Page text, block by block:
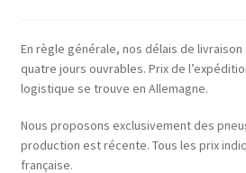
En règle générale, nos délais de livraison
quatre jours ouvrables. Prix de
logistique se trouve en Allemagne.
Nous proposons exclusivement des
production est récente. Tous les prix
française.